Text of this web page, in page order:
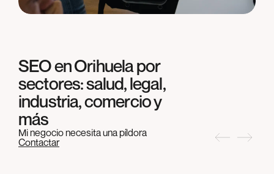
SEO enOrihuelapor
sectores: salud, legal,
industria, comercio y
más
Mi negocio necesita una píldora
Contactar